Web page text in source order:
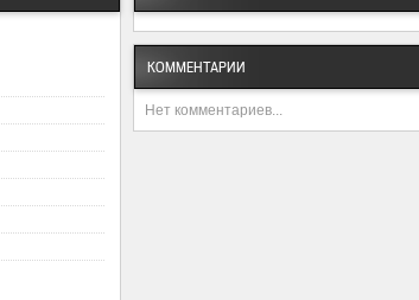
КОММЕНТАРИИ
Нет комментариев...